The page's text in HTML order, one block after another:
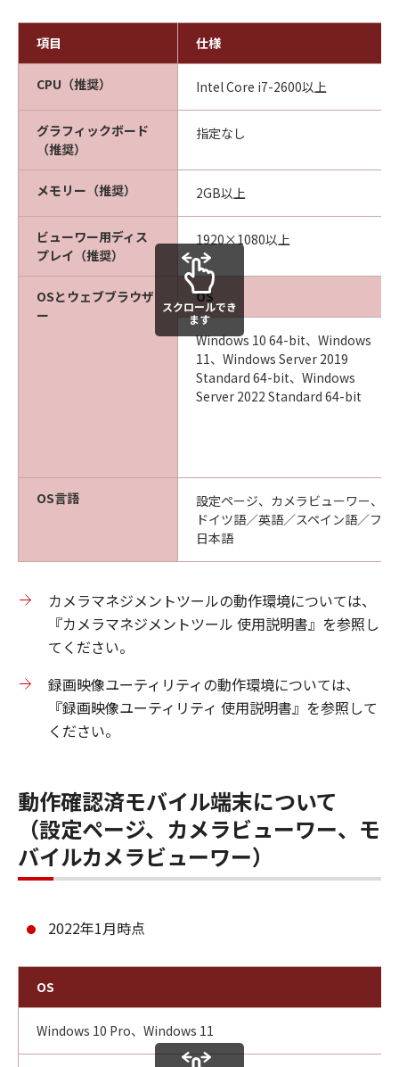
項目 仕様
CPU（推奨） Intel Core i7-2600以上
グラフィックボード
（推奨）
指定なし
メモリー（推奨） 2GB以上
ビューワー用ディス
プレイ（推奨）
1920×1080以上
OSとウェブブラウザ
ー
OS
Windows 10 64-bit、Windows
11、Windows Server 2019
Standard 64-bit、Windows
Server 2022 Standard 64-bit
OS言語
設定ページ、カメラビューワー、
ドイツ語／英語／スペイン語／フ
日本語
スクロールでき
ます
カメラマネジメントツールの動作環境については、
『カメラマネジメントツール 使用説明書』を参照し
てください。
録画映像ユーティリティの動作環境については、
『録画映像ユーティリティ 使用説明書』を参照して
ください。
動作確認済モバイル端末について
（設定ページ、カメラビューワー、モ
バイルカメラビューワー）
2022年1月時点
OS
Windows 10 Pro、Windows 11